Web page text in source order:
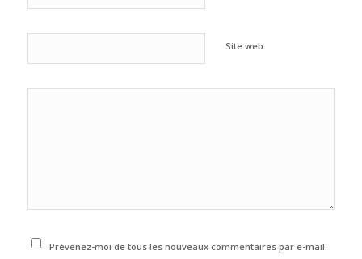
Site web
Prévenez-moi de tous les nouveaux commentaires par e-mail.